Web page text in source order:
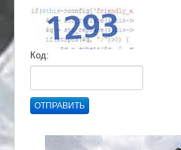
Код:
ОТПРАВИТЬ